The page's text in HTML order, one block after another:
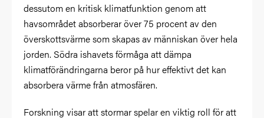
dessutom en kritisk klimatfunktion genom att
havsområdet absorberar över 75 procent av den
överskottsvärme som skapas av människan över hela
jorden. Södra ishavets förmåga att dämpa
klimatförändringarna beror på hur effektivt det kan
absorbera värme från atmosfären.
Forskning visar att stormar spelar en viktig roll för att